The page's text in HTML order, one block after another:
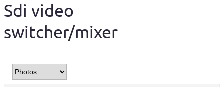
Sdi video
switcher/mixer